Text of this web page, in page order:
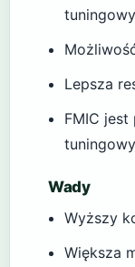
Lepsza
FMIC
Wady
Wyższy
Większa